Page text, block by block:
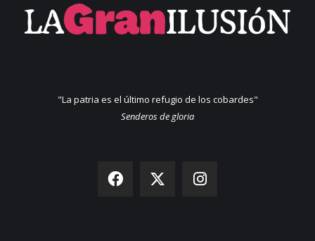
"La patria es el último refugio de los cobardes"
Senderos de gloria